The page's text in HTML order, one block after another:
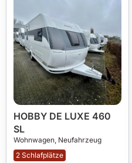
HOBBY DE LUXE 460
SL
Wohnwagen, Neufahrzeug
2 Schlafplätze